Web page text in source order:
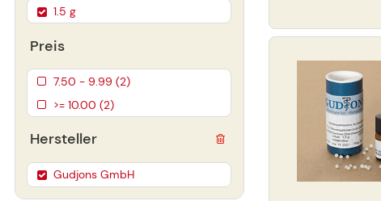
1.5 g
Preis
7.50 - 9.99 (2)
>= 10.00 (2)
Hersteller
Gudjons GmbH